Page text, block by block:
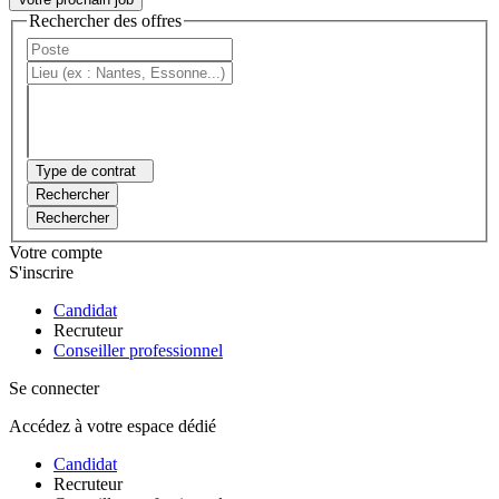
Rechercher des offres
Type de contrat
Rechercher
Rechercher
Votre compte
S'inscrire
Candidat
Recruteur
Conseiller professionnel
Se connecter
Accédez à votre espace dédié
Candidat
Recruteur